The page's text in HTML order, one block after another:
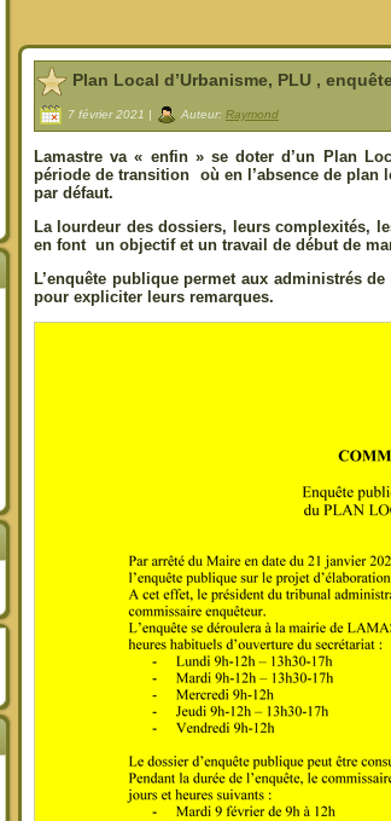
Plan Local d’Urbanisme, PLU ,
7 février 2021 | Auteur: Raymond
Lamastre va « enfin » se doter d’un Plan
période de transition où en l’absence de plan
par défaut.
La lourdeur des dossiers, leurs complexités,
en font un objectif et un travail de début de
L’enquête publique permet aux administrés
pour expliciter leurs remarques.